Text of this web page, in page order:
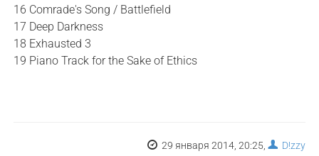
16 Comrade's Song / Battlefield
17 Deep Darkness
18 Exhausted 3
19 Piano Track for the Sake of Ethics
29 января 2014, 20:25, D!zzy